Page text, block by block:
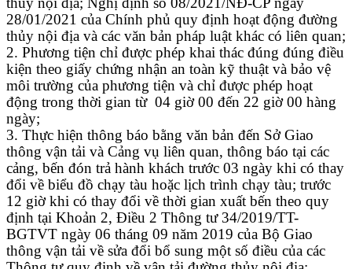
28/01/2021 của Chính phủ quy định hoạt động đường
thủy nội địa và các văn bản pháp luật khác có liên quan;
2. Phương tiện chỉ được phép khai thác đúng đúng điều
kiện theo giấy chứng nhận an toàn kỹ thuật và bảo vệ
môi trường của phương tiện và chỉ được phép hoạt
động trong thời gian từ 04 giờ 00 đến 22 giờ 00 hàng
ngày;
3. Thực hiện thông báo bằng văn bản đến Sở Giao
thông vận tải và Cảng vụ liên quan, thông báo tại các
cảng, bến đón trả hành khách trước 03 ngày khi có thay
đổi về biểu đồ chạy tàu hoặc lịch trình chạy tàu; trước
12 giờ khi có thay đổi về thời gian xuất bến theo quy
định tại Khoản 2, Điều 2 Thông tư 34/2019/TT-
BGTVT ngày 06 tháng 09 năm 2019 của Bộ Giao
thông vận tải về sửa đổi bổ sung một số điều của các